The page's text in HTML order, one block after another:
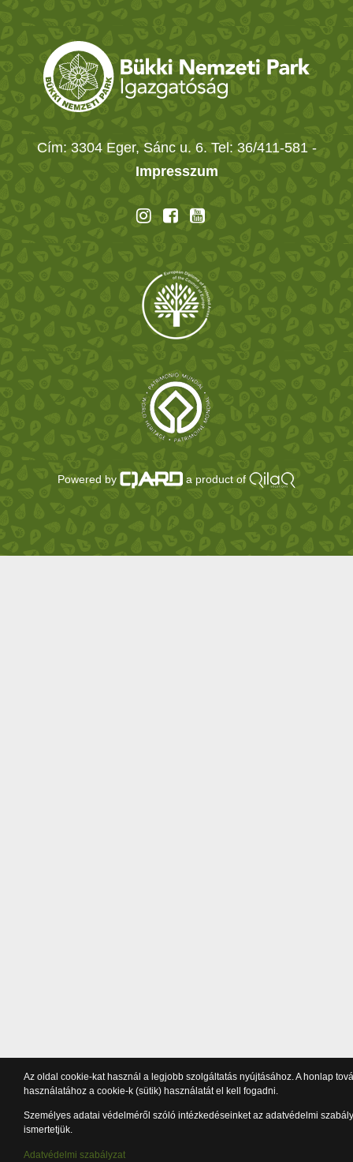
Cím: 3304 Eger, Sánc u. 6. Tel: 36/411-581 -
Impresszum
Powered by a product of
Az oldal cookie-kat használ a legjobb szolgáltatás nyújtásához. A honlap
használatához a cookie-k (sütik) használatát el kell fogadni.
Személyes adatai védelméről szóló intézkedéseinket az adatvédelmi
ismertetjük.
Adatvédelmi szabályzat